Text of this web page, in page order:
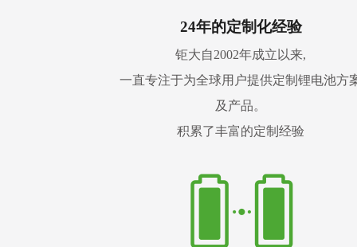
24年的定制化经验
钜大自2002年成立以来,
一直专注于为全球用户提供定制锂电池方
及产品。
积累了丰富的定制经验